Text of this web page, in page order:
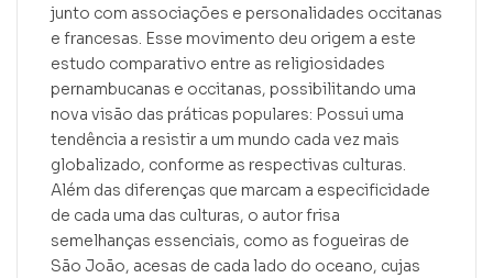
junto com associações e personalidades occitanas
e francesas. Esse movimento deu origem a este
estudo comparativo entre as religiosidades
pernambucanas e occitanas, possibilitando uma
nova visão das práticas populares: Possui uma
tendência a resistir a um mundo cada vez mais
globalizado, conforme as respectivas culturas.
Além das diferenças que marcam a especificidade
de cada uma das culturas, o autor frisa
semelhanças essenciais, como as fogueiras de
São João, acesas de cada lado do oceano, cujas